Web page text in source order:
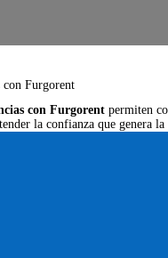
con Furgorent
con Furgorent permiten
la confianza que genera la